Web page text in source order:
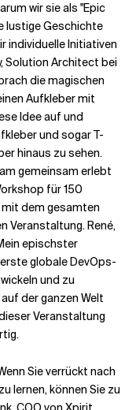
wir sie als "Epic
lustige Geschichte
individuelle Initiativen
Solution Architect bei
die magischen
Aufkleber mit
Idee auf und
und sogar T-
hinaus zu sehen.
gemeinsam erlebt
für 150
mit dem gesamten
Veranstaltung. René,
epischster
globale DevOps-
und zu
der ganzen Welt
Veranstaltung
Sie verrückt nach
lernen, können Sie zu